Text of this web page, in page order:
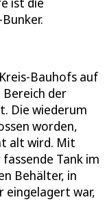
Bauhofs auf
der
Die wiederum
worden,
alt wird. Mit
Tank im
Behälter, in
eingelagert war,